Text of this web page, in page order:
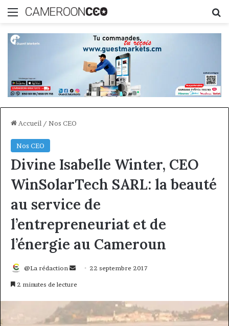
Menu
Accueil / Nos CEO
Nos CEO
Divine Isabelle Winter, CEO
WinSolarTech SARL: la beauté
au service de
l’entrepreneuriat et de
l’énergie au Cameroun
@La rédaction
Envoyer22 septembre 2017
2 minutes de lecture